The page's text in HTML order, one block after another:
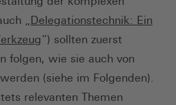
„ Delegationstechnik: Ein
“) sollten zuerst
folgen, wie sie auch von
(siehe im Folgenden).
relevanten Themen